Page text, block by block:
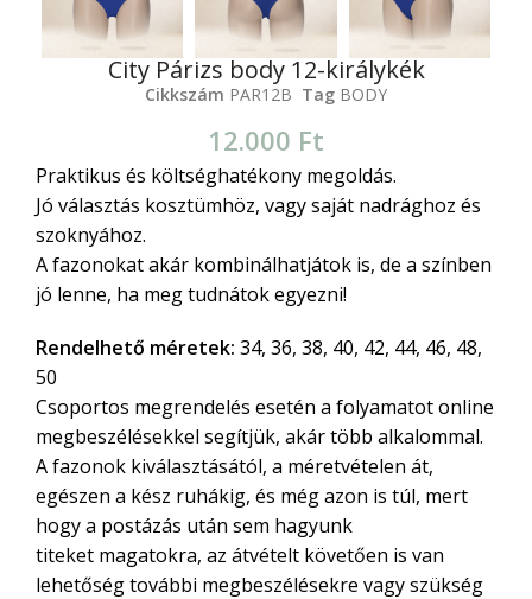
City Párizs body 12-királykék
Cikkszám PAR12B Tag BODY
12.000 Ft
Praktikus és költséghatékony megoldás.
Jó választás kosztümhöz, vagy saját nadrághoz és
szoknyához.
A fazonokat akár kombinálhatjátok is, de a színben
jó lenne, ha meg tudnátok egyezni!
Rendelhető méretek: 34, 36, 38, 40, 42, 44, 46, 48,
50
Csoportos megrendelés esetén a folyamatot online
megbeszélésekkel segítjük, akár több alkalommal.
A fazonok kiválasztásától, a méretvételen át,
egészen a kész ruhákig, és még azon is túl, mert
hogy a postázás után sem hagyunk
titeket magatokra, az átvételt követően is van
lehetőség további megbeszélésekre vagy szükség